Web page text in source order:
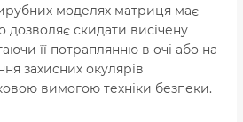
моделях матриця має
скидати висічену
її потраплянню в очі або на
захисних окулярів
вимогою техніки безпеки.